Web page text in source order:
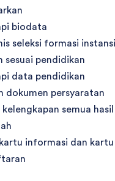
biodata
seleksi formasi
sesuai pendidikan
data pendidikan
dokumen persyaratan
kelengkapan semua
informasi dan kartu